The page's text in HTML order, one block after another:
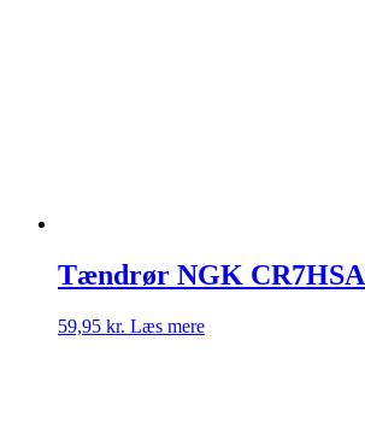
Tændrør NGK CR7HSA
59,95 kr. Læs mere